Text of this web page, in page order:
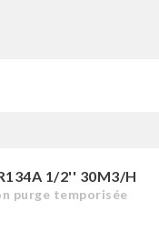
1/2'' 30M3/H
purge temporisée